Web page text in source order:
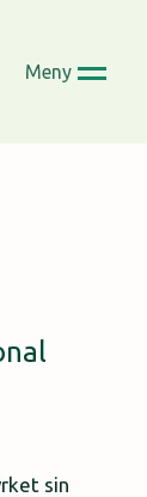
Meny
sin